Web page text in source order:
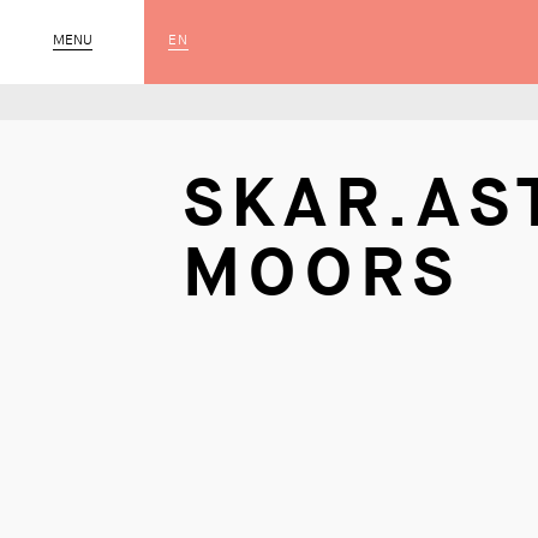
MENU
SLUIT EN
MOORS